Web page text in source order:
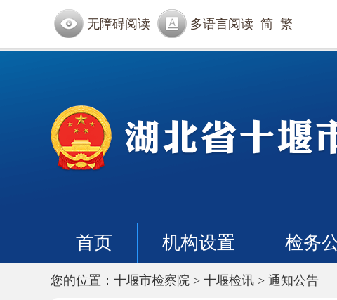
无障碍阅读 多语言阅读 简 繁
首页 机构设置 检务
您的位置： 十堰市检察院 > 十堰检讯 > 通知公告